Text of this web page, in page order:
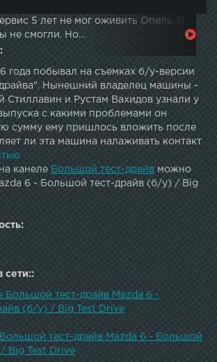
5 лет не мог оживить Опель. И
не смогли. Но…
года побывал на съемках б/у-версии
Нынешний владелец машины -
Стиллавин и Рустам Вахидов узнали у
с какими проблемами он
сумму ему пришлось вложить после
ли эта машина налаживать контакт
полом.Подкаст «Большой тест-
| G+: | Instagram: | Facebook: |
QUIZGROUP PARTNER PROGRAM:
канеле Большой тест-драйв можно
6 - Большой тест-драйв (б/у) / Big
сети::
Большой тест-драйв Mazda 6 -
(б/у) / Big Test Drive
тест-драйв Mazda 6 - Большой
Big Test Drive